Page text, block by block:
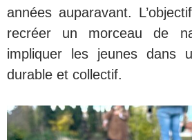
années auparavant.
recréer un morceau de
impliquer les jeunes dans
durable et collectif.